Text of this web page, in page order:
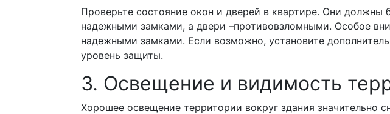
Проверьте состояние окон и дверей в квартире. Они
надежными замками, а двери –противовзломными. Особое
надежными замками. Если возможно, установите
уровень защиты.
3. Освещение и видимость
Хорошее освещение территории вокруг здания значительно